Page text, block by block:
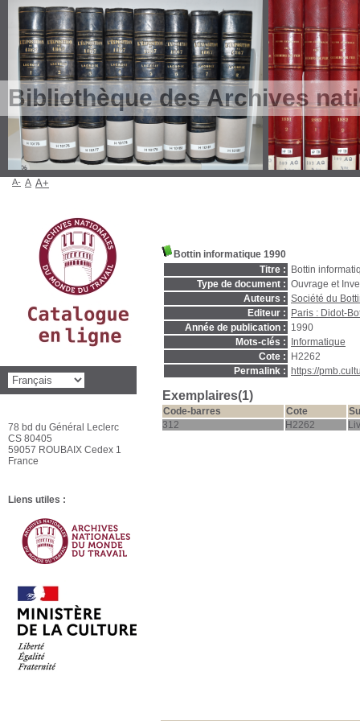
Bibliothèque des Archives
Bottin informatique 1990
Titre :
Bottin
Type de document : Ouvrage et
Auteurs : Société du
Editeur :
Paris : Didot-
Année de publication : 1990
Mots-clés :
Informatique
Cote :
H2262
Permalink :
https://
Exemplaires(1)
Code-barres Cote
312
H2262
A- A A+
78 bd du Général Leclerc
CS 80405
59057 ROUBAIX Cedex 1
France
Liens utiles :